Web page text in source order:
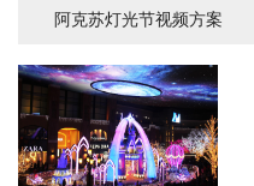
阿克苏灯光节视频方案